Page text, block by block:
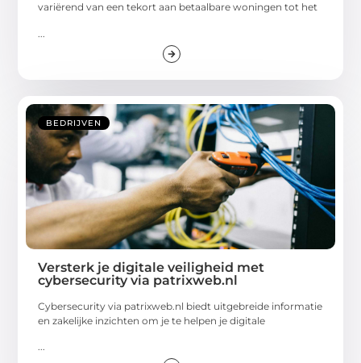
variërend van een tekort aan betaalbare woningen tot het
BEDRIJVEN
Versterk je digitale veiligheid met
cybersecurity via patrixweb.nl
Cybersecurity via patrixweb.nl biedt uitgebreide informatie
en zakelijke inzichten om je te helpen je digitale
...